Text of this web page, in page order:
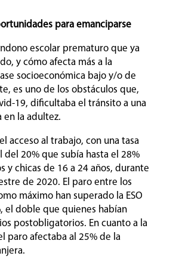
para emanciparse
escolar prematuro que ya
y cómo afecta más a la
socioeconómica bajo y/o de
es uno de los obstáculos que,
19, dificultaba el tránsito a una
en la adultez.
acceso al trabajo, con una tasa
del 20% que subía hasta el 28%
y chicas de 16 a 24 años, durante
de 2020. El paro entre los
máximo han superado la ESO
el doble que quienes habían
postobligatorios. En cuanto a la
paro afectaba al 25% de la